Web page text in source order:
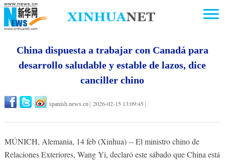
China dispuesta a trabajar con Canadá para
desarrollo saludable y estable de lazos, dice
canciller chino
spanish.news.cn 2026-02-15 13:09:45
MÚNICH, Alemania, 14 feb (Xinhua) -- El ministro chino de
Relaciones Exteriores, Wang Yi, declaró este sábado que China está